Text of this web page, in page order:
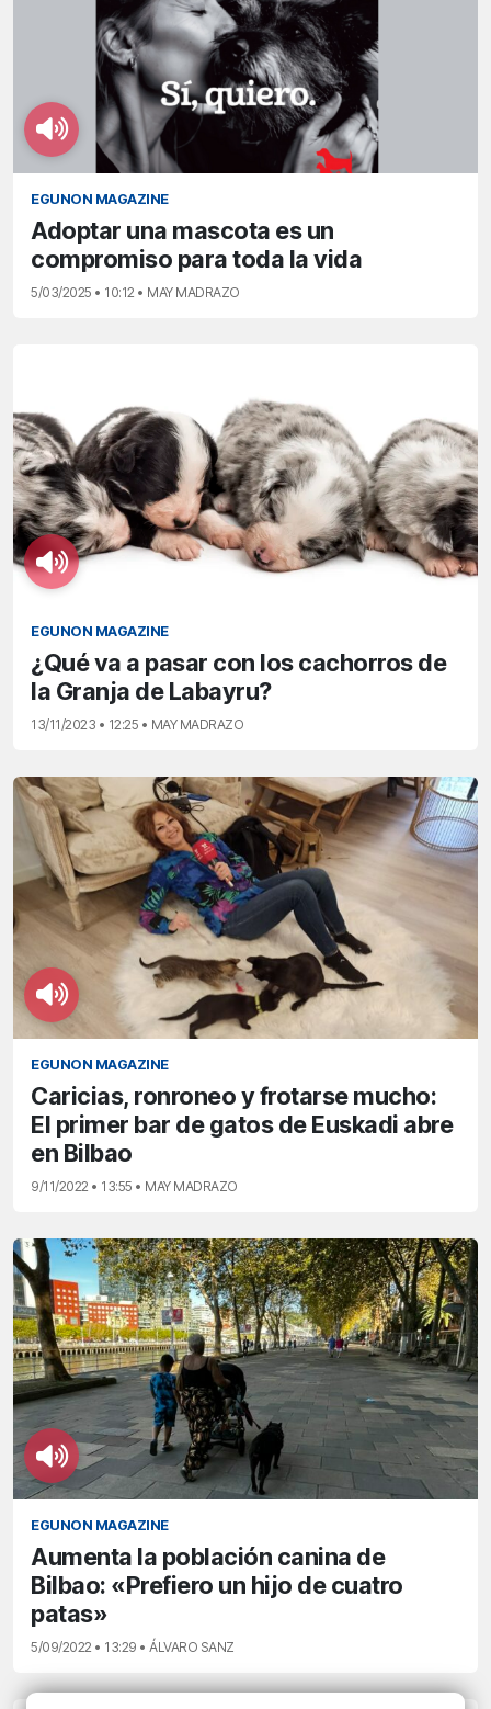
EGUNON MAGAZINE
Adoptar una mascota es un
compromiso para toda la vida
5/03/2025 • 10:12 • MAY MADRAZO
EGUNON MAGAZINE
¿Qué va a pasar con los cachorros de
la Granja de Labayru?
13/11/2023 • 12:25 • MAY MADRAZO
EGUNON MAGAZINE
Caricias, ronroneo y frotarse mucho:
El primer bar de gatos de Euskadi abre
en Bilbao
9/11/2022 • 13:55 • MAY MADRAZO
EGUNON MAGAZINE
Aumenta la población canina de
Bilbao: «Prefiero un hijo de cuatro
patas»
5/09/2022 • 13:29 • ÁLVARO SANZ